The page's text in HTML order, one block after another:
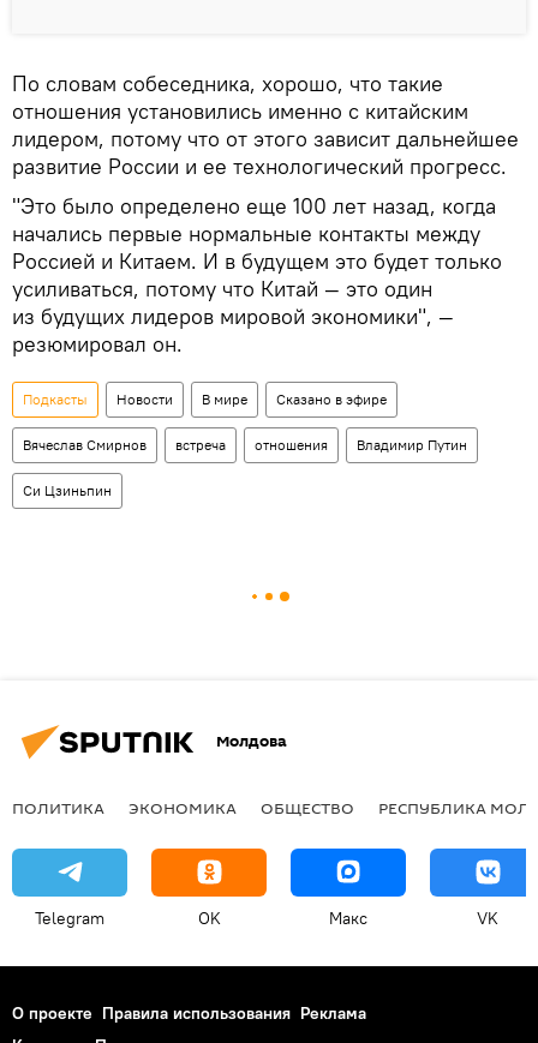
По словам собеседника, хорошо, что такие
отношения установились именно с китайским
лидером, потому что от этого зависит дальнейшее
развитие России и ее технологический прогресс.
"Это было определено еще 100 лет назад, когда
начались первые нормальные контакты между
Россией и Китаем. И в будущем это будет только
усиливаться, потому что Китай — это один
из будущих лидеров мировой экономики", —
резюмировал он.
Подкасты Новости В мире Сказано в эфире
Вячеслав Смирнов встреча отношения Владимир Путин
Си Цзиньпин
Молдова
ПОЛИТИКА ЭКОНОМИКА ОБЩЕСТВО РЕСПУБЛИКА
Telegram OK Макс VK
О проекте Правила использования Реклама